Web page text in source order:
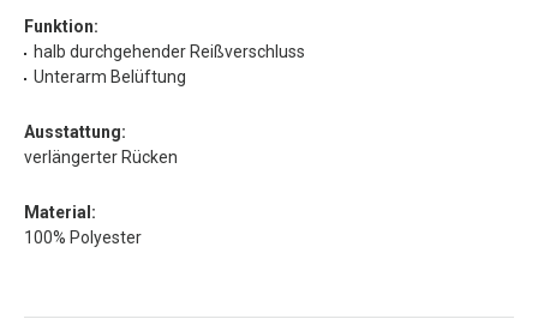
Funktion:
halb durchgehender Reißverschluss
Unterarm Belüftung
Ausstattung:
verlängerter Rücken
Material:
100% Polyester